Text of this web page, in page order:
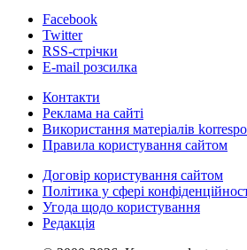
Facebook
Twitter
RSS-стрічки
E-mail розсилка
Контакти
Реклама на сайті
Використання матеріалів
Правила користування сайтом
Договір користування сайтом
Політика у сфері
Угода щодо користування
Редакція